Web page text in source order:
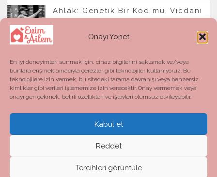
Onayı Yönet
En iyi deneyimleri sunmak için, cihaz bilgilerini saklamak ve/veya
bunlara erişmek amacıyla çerezler gibi teknolojiler kullanıyoruz. Bu
teknolojilere izin vermek, bu sitedeki tarama davranışı veya benzersiz
kimlikler gibi verileri işlememize izin verecektir. Onay vermemek veya
onayı geri çekmek, belirli özellikleri ve işlevleri olumsuz etkileyebilir.
Kabul et
Reddet
Tercihleri görüntüle
Ahlak: Genetik Bir Kod mu, Vicdani
Bir Refleks mi?
Evim ve Ailem © 2026. All Rights Reserved.